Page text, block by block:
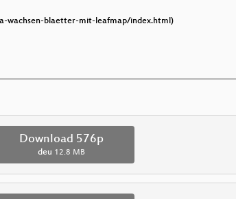
wachsen-blaetter-mit-leafmap/index.html)
Download 576p
deu 12.8 MB